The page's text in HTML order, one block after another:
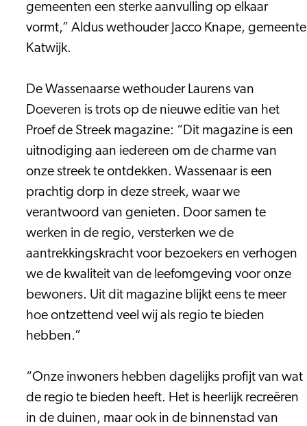
gemeenten een sterke aanvulling op elkaar
vormt,” Aldus wethouder Jacco Knape, gemeente
Katwijk.
De Wassenaarse wethouder Laurens van
Doeveren is trots op de nieuwe editie van het
Proef de Streek magazine: “Dit magazine is een
uitnodiging aan iedereen om de charme van
onze streek te ontdekken. Wassenaar is een
prachtig dorp in deze streek, waar we
verantwoord van genieten. Door samen te
werken in de regio, versterken we de
aantrekkingskracht voor bezoekers en verhogen
we de kwaliteit van de leefomgeving voor onze
bewoners. Uit dit magazine blijkt eens te meer
hoe ontzettend veel wij als regio te bieden
hebben.”
“Onze inwoners hebben dagelijks profijt van wat
de regio te bieden heeft. Het is heerlijk recreëren
in de duinen, maar ook in de binnenstad van